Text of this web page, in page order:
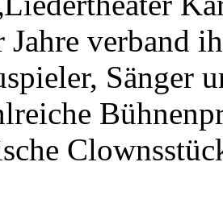
Jahre verband
Sänger